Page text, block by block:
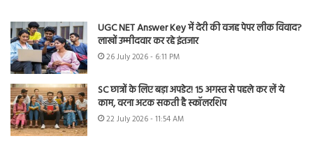
UGC NET Answer Key में देरी की वजह पेपर लीक विवाद?
लाखों उम्मीदवार कर रहे इंतजार
26 July 2026 - 6:11 PM
SC छात्रों के लिए बड़ा अपडेट! 15 अगस्त से पहले कर लें ये
काम, वरना अटक सकती है स्कॉलरशिप
22 July 2026 - 11:54 AM